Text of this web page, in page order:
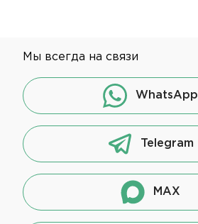
Мы всегда на связи
WhatsApp
Telegram
MAX